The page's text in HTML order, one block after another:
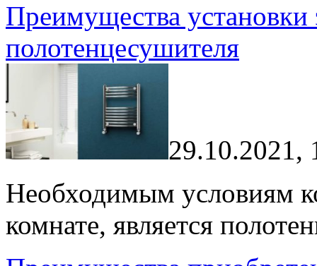
Преимущества установки
полотенцесушителя
29.10.2021,
Необходимым условиям
комнате, является